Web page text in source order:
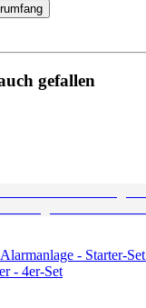
gefallen
- Starter-
- 4er-Set